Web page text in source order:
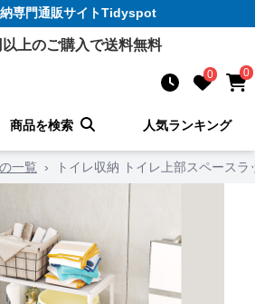
専門通販サイトTidyspot
上のご購入で送料無料
0 0
商品を検索 人気ランキング
一覧 › トイレ収納 トイレ上部スペースラ